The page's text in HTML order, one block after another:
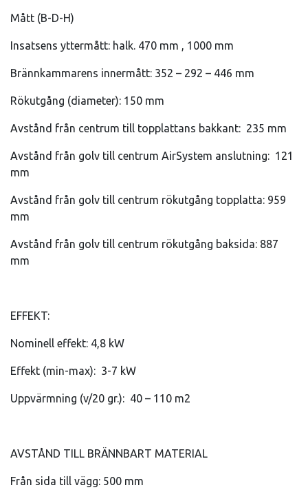
Mått (B-D-H)
Insatsens yttermått: halk. 470 mm , 1000 mm
Brännkammarens innermått: 352 – 292 – 446 mm
Rökutgång (diameter): 150 mm
Avstånd från centrum till topplattans bakkant: 235 mm
Avstånd från golv till centrum AirSystem anslutning: 121
mm
Avstånd från golv till centrum rökutgång topplatta: 959
mm
Avstånd från golv till centrum rökutgång baksida: 887
mm
EFFEKT:
Nominell effekt: 4,8 kW
Effekt (min-max): 3-7 kW
Uppvärmning (v/20 gr.): 40 – 110 m2
AVSTÅND TILL BRÄNNBART MATERIAL
Från sida till vägg: 500 mm